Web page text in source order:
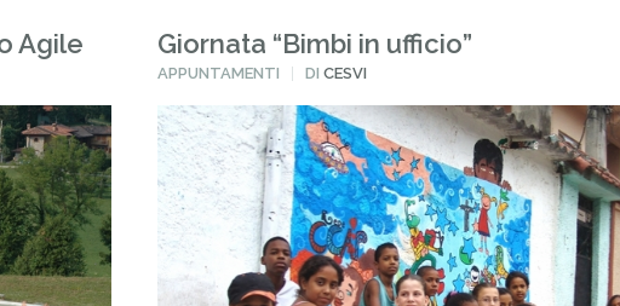
Agile Giornata “Bimbi in ufficio”
PUBBLICATO
APPUNTAMENTI DICESVI